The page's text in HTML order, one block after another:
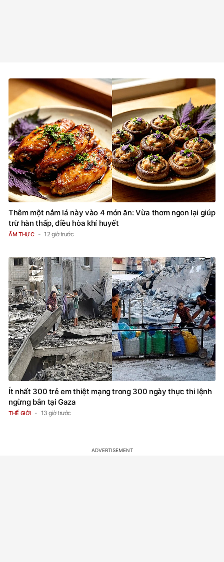
Thêm một nắm lá này vào 4 món ăn: Vừa thơm ngon lại giúp
trừ hàn thấp, điều hòa khí huyết
ẨM THỰC 12 giờ trước
Ít nhất 300 trẻ em thiệt mạng trong 300 ngày thực thi lệnh
ngừng bắn tại Gaza
THẾ GIỚI 13 giờ trước